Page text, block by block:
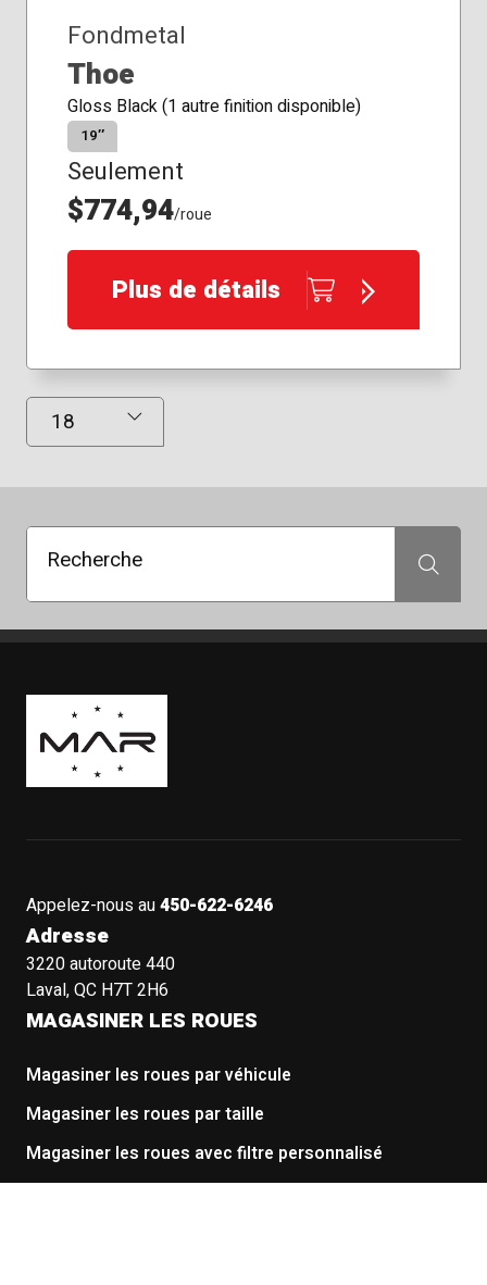
Fondmetal
Thoe
Gloss Black (1 autre finition disponible)
19″
Seulement
$774,94/roue
Plus de détails
Résultats affichés
Recherche Recherche
Boutique Mags à Rabais
Appelez-nous au450-622-6246
Adresse
3220 autoroute 440
Laval, QC H7T 2H6
MAGASINER LES ROUES
Magasiner les roues par véhicule
Magasiner les roues par taille
Magasiner les roues avec filtre personnalisé